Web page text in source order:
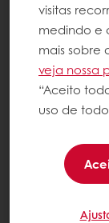
visitas
medindo e
mais sobre
veja nossa
“Aceito
uso de